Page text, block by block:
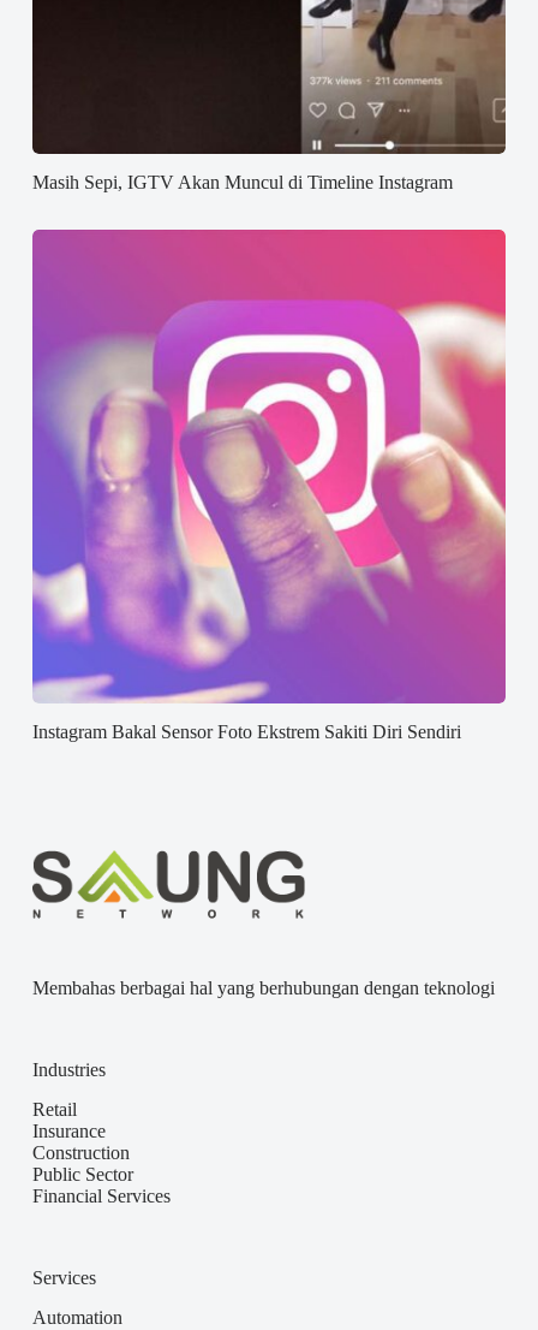
Masih Sepi, IGTV Akan Muncul di Timeline Instagram
Instagram Bakal Sensor Foto Ekstrem Sakiti Diri Sendiri
Membahas berbagai hal yang berhubungan dengan teknologi
Industries
Retail
Insurance
Construction
Public Sector
Financial Services
Services
Automation